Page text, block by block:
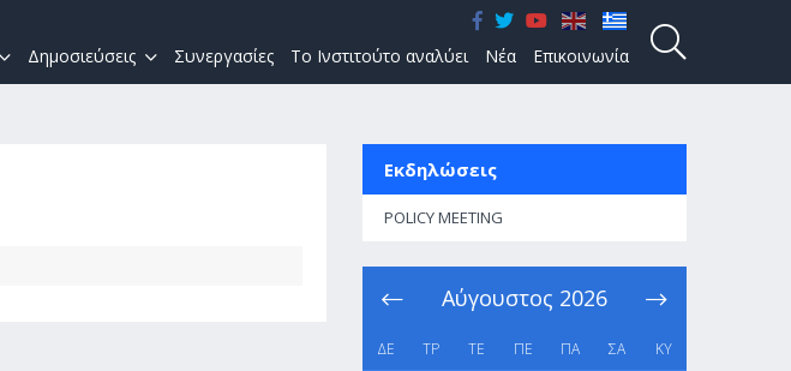
Δημοσιεύσεις Συνεργασίες Το Ινστιτούτο αναλύει Νέα Επικοινωνία
Εκδηλώσεις
POLICY MEETING
Αύγουστος 2026
ΔΕ ΤΡ ΤΕ ΠΕ ΠΑ ΣΑ ΚΥ